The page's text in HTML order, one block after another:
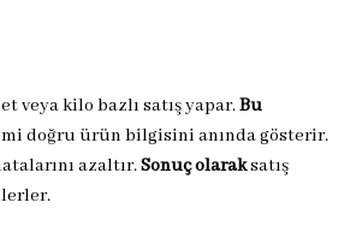
veya kilo bazlı satış yapar.Bu
doğru ürün bilgisini anında gösterir.
azaltır.Sonuç olaraksatış